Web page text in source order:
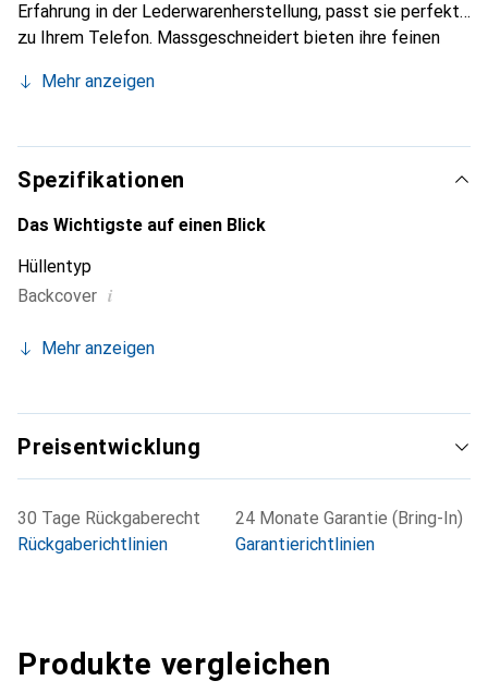
Erfahrung in der Lederwarenherstellung, passt sie perfekt
zu Ihrem Telefon. Massgeschneidert bieten ihre feinen
unverzichtbaren Accessoire für Ihr Smartphone.
die Marke Noreve eine zuverlässige Wahl für eine
anspruchsvolle Kundschaft.
Mehr anzeigen
Spezifikationen
Das Wichtigste auf einen Blick
Hüllentyp
Backcover i
Mehr anzeigen
Preisentwicklung
30 Tage Rückgaberecht
Rückgaberichtlinien
24 Monate Garantie (Bring-In)
Garantierichtlinien
Produkte vergleichen